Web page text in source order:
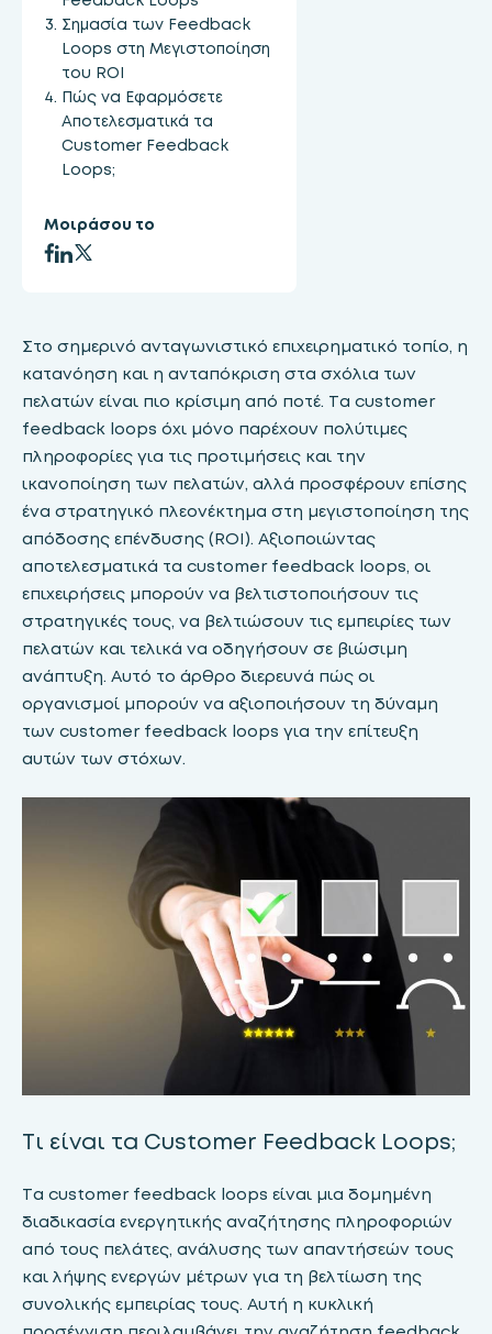
Σημασία των Feedback
Loops στη Μεγιστοποίηση
του ROI
Πώς να Εφαρμόσετε
Αποτελεσματικά τα
Customer Feedback
Loops;
Μοιράσου το
Στο σημερινό ανταγωνιστικό επιχειρηματικό τοπίο, η
κατανόηση και η ανταπόκριση στα σχόλια των
πελατών είναι πιο κρίσιμη από ποτέ. Τα customer
feedback loops όχι μόνο παρέχουν πολύτιμες
πληροφορίες για τις προτιμήσεις και την
ικανοποίηση των πελατών, αλλά προσφέρουν επίσης
ένα στρατηγικό πλεονέκτημα στη μεγιστοποίηση της
απόδοσης επένδυσης (ROI). Αξιοποιώντας
αποτελεσματικά τα customer feedback loops, οι
επιχειρήσεις μπορούν να βελτιστοποιήσουν τις
στρατηγικές τους, να βελτιώσουν τις εμπειρίες των
πελατών και τελικά να οδηγήσουν σε βιώσιμη
ανάπτυξη. Αυτό το άρθρο διερευνά πώς οι
οργανισμοί μπορούν να αξιοποιήσουν τη δύναμη
των customer feedback loops για την επίτευξη
αυτών των στόχων.
Τι είναι τα Customer Feedback Loops;
Τα customer feedback loops είναι μια δομημένη
διαδικασία ενεργητικής αναζήτησης πληροφοριών
από τους πελάτες, ανάλυσης των απαντήσεών τους
και λήψης ενεργών μέτρων για τη βελτίωση της
συνολικής εμπειρίας τους. Αυτή η κυκλική